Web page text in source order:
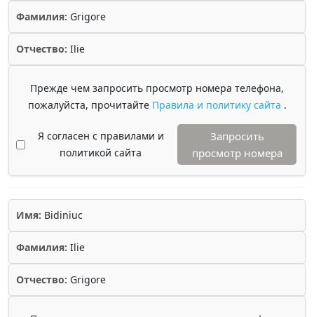
Фамилия: Grigore
Отчество: Ilie
Прежде чем запросить просмотр номера телефона,
пожалуйста, прочитайте Правила и политику сайта .
Я согласен с правилами и
политикой сайта
Запросить
просмотр номера
Имя: Bidiniuc
Фамилия: Ilie
Отчество: Grigore